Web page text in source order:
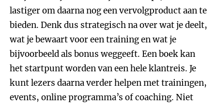
lastiger om daarna nog een vervolgproduct aan te
bieden. Denk dus strategisch na over wat je deelt,
wat je bewaart voor een training en wat je
bijvoorbeeld als bonus weggeeft. Een boek kan
het startpunt worden van een hele klantreis. Je
kunt lezers daarna verder helpen met trainingen,
events, online programma’s of coaching. Niet